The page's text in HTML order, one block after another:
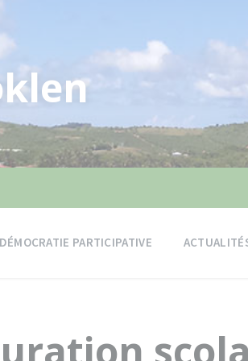
DÉMOCRATIE PARTICIPATIVE